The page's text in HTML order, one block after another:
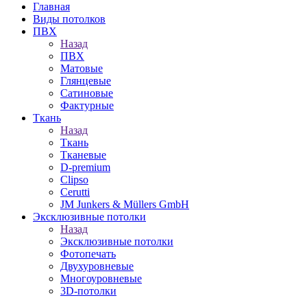
Главная
Виды потолков
ПВХ
Назад
ПВХ
Матовые
Глянцевые
Сатиновые
Фактурные
Ткань
Назад
Ткань
Тканевые
D-premium
Clipso
Cerutti
JM Junkers & Müllers GmbH
Эксклюзивные потолки
Назад
Эксклюзивные потолки
Фотопечать
Двухуровневые
Многоуровневые
3D-потолки